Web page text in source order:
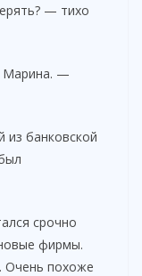
— тихо
Марина. —
из банковской
срочно
фирмы.
Очень похоже